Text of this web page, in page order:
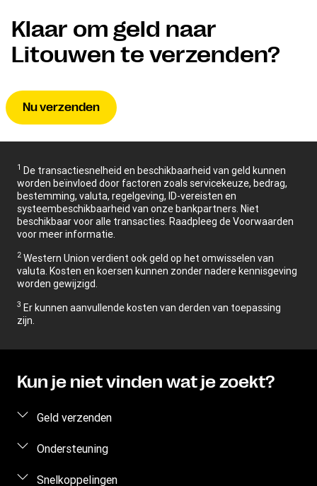
Klaar om geld naar
Litouwen te verzenden?
Nu verzenden
1 De transactiesnelheid en beschikbaarheid van geld kunnen
worden beïnvloed door factoren zoals servicekeuze, bedrag,
bestemming, valuta, regelgeving, ID-vereisten en
systeembeschikbaarheid van onze bankpartners. Niet
beschikbaar voor alle transacties. Raadpleeg de Voorwaarden
voor meer informatie.
2 Western Union verdient ook geld op het omwisselen van
valuta. Kosten en koersen kunnen zonder nadere kennisgeving
worden gewijzigd.
3 Er kunnen aanvullende kosten van derden van toepassing
zijn.
Kun je niet vinden wat je zoekt?
Geld verzenden
Geld online verzenden
Ondersteuning
Veelgestelde vragen
Snelkoppelingen